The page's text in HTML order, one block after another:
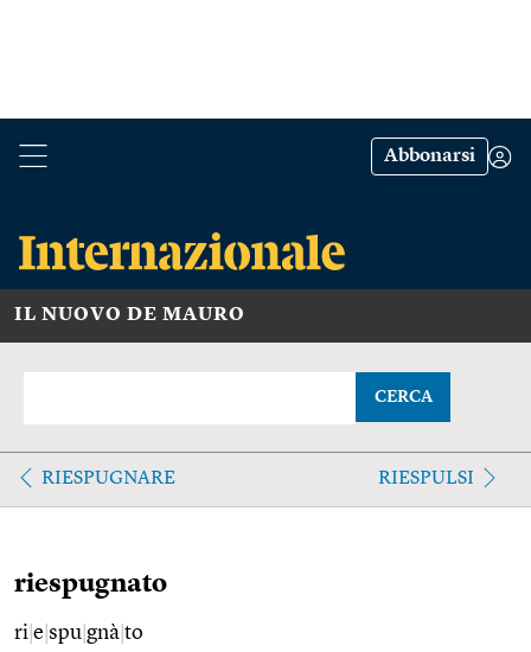
Abbonarsi
IL NUOVO DE MAURO
CERCA
RIESPUGNARE RIESPULSI
riespugnato
ri e spu gnà to